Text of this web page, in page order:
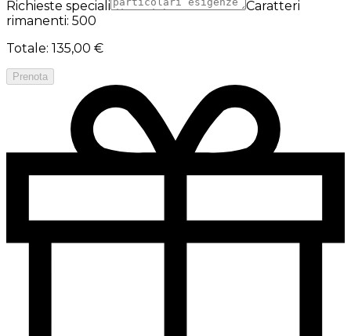
Richieste speciali
Caratteri
rimanenti: 500
Totale: 135,00 €
Prenota